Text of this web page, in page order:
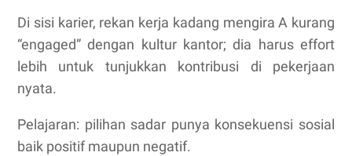
Di sisi karier, rekan kerja kadang mengira A kurang
“engaged” dengan kultur kantor; dia harus effort
lebih untuk tunjukkan kontribusi di pekerjaan
nyata.
Pelajaran: pilihan sadar punya konsekuensi sosial
baik positif maupun negatif.